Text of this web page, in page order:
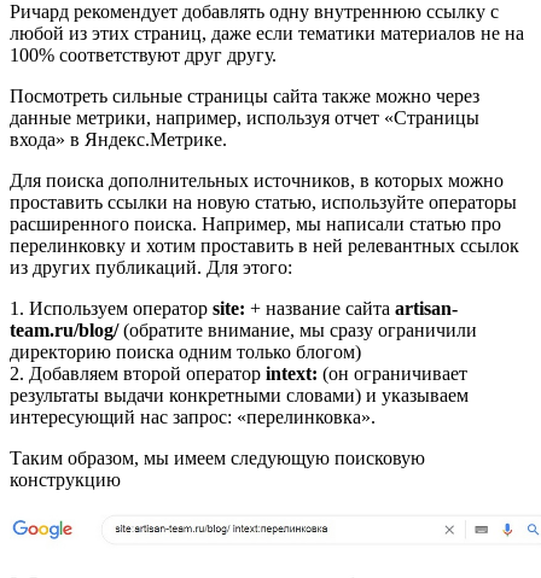
Ричард рекомендует добавлять одну внутреннюю ссылку с
любой из этих страниц, даже если тематики материалов не на
100% соответствуют друг другу.
Посмотреть сильные страницы сайта также можно через
данные метрики, например, используя отчет «Страницы
входа» в Яндекс.Метрике.
Для поиска дополнительных источников, в которых можно
проставить ссылки на новую статью, используйте операторы
расширенного поиска. Например, мы написали статью про
перелинковку и хотим проставить в ней релевантных ссылок
из других публикаций. Для этого:
1. Используем оператор site: + название сайта artisan-
team.ru/blog/(обратите внимание, мы сразу ограничили
директорию поиска одним только блогом)
2. Добавляем второй оператор intext: (он ограничивает
результаты выдачи конкретными словами) и указываем
интересующий нас запрос: «перелинковка».
Таким образом, мы имеем следующую поисковую
конструкцию